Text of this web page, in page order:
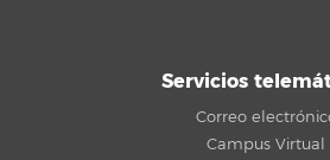
Servicios
Correo
Campus Virtual